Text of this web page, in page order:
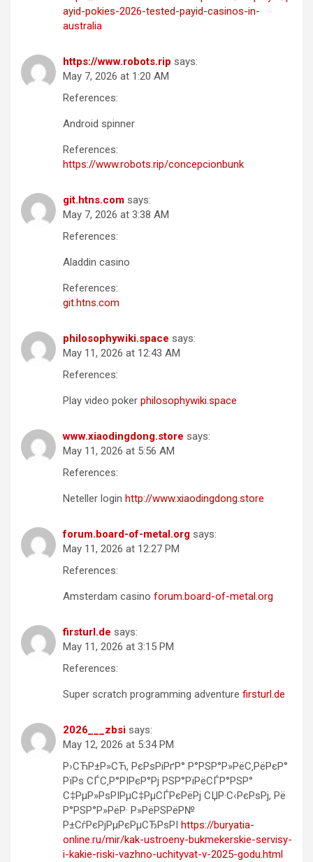
ayid-pokies-2026-tested-payid-casinos-in-
australia
https://www.robots.rip says:
May 7, 2026 at 1:20 AM
References:
Android spinner
References:
https://www.robots.rip/concepcionbunk
git.htns.com says:
May 7, 2026 at 3:38 AM
References:
Aladdin casino
References:
git.htns.com
philosophywiki.space says:
May 11, 2026 at 12:43 AM
References:
Play video poker philosophywiki.space
www.xiaodingdong.store says:
May 11, 2026 at 5:56 AM
References:
Neteller login http://www.xiaodingdong.store
forum.board-of-metal.org says:
May 11, 2026 at 12:27 PM
References:
Amsterdam casino forum.board-of-metal.org
firsturl.de says:
May 11, 2026 at 3:15 PM
References:
Super scratch programming adventure firsturl.de
2026___zbsi says:
May 12, 2026 at 5:34 PM
Р›СЋР±Р»СЋ, РєРѕРіРґР° Р°РЅР°Р»РёС‚РёРєР°
РїРѕ СЃС‚Р°РІРєР°Рј РЅР°РїРёСЃР°РЅР°
С‡РµР»РѕРІРµС‡РµСЃРєРёРј СЏР·С‹РєРѕРј, Рё
Р°РЅР°Р»РёР· Р»РёРЅРёР№
Р±СѓРєРјРµРєРµСЂРѕРІ https://buryatia-
online.ru/mir/kak-ustroeny-bukmekerskie-servisy-
i-kakie-riski-vazhno-uchityvat-v-2025-godu.html